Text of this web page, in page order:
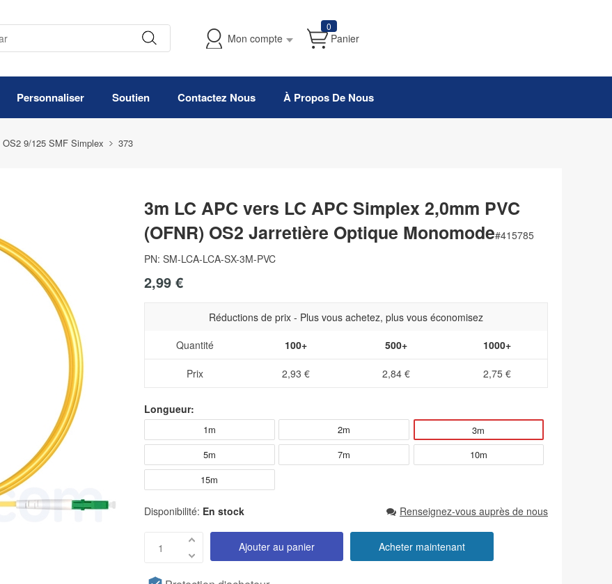
Mon compte
0
Panier
Personnaliser Soutien Contactez Nous À Propos De Nous
OS2 9/125 SMF Simplex 373
3m LC APC vers LC APC Simplex 2,0mm PVC
(OFNR) OS2 Jarretière Optique Monomode#415785
PN: SM-LCA-LCA-SX-3M-PVC
2,99 €
Réductions de prix - Plus vous achetez, plus vous économisez
Quantité
100+ 500+ 1000+
Prix 2,93 € 2,84 € 2,75 €
Longueur:
1m 2m
3m
5m
7m
10m
15m
Disponibilité: En stock Renseignez-vous auprès de nous
Ajouter au panier Acheter maintenant